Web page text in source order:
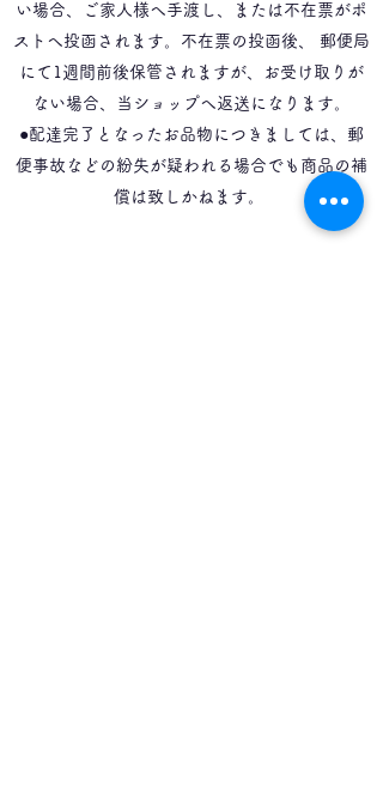
い場合、ご家人様へ手渡し、または不在票がポ
ストへ投函されます。不在票の投函後、 郵便局
にて1週間前後保管されますが、お受け取りが
ない場合、当ショップへ返送になります。
●配達完了となったお品物につきましては、郵
便事故などの紛失が疑われる場合でも商品の補
償は致しかねます。